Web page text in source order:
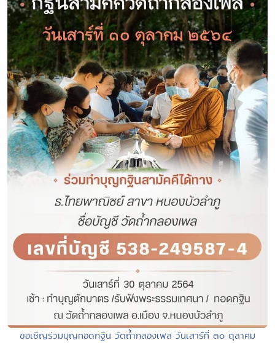
ขอเชิญร่วมบุญทอดกฐิน วัดถ้ำกลองเพล วันเสาร์ที่ ๓๐ ตุลาคม